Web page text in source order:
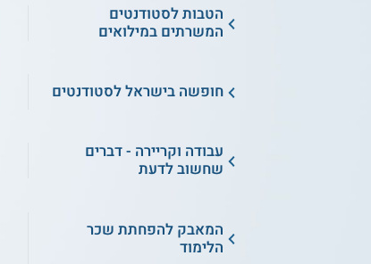
הטבות לסטודנטים
המשרתים במילואים
חופשה בישראל לסטודנטים
עבודה וקריירה - דברים
שחשוב לדעת
המאבק להפחתת שכר
הלימוד